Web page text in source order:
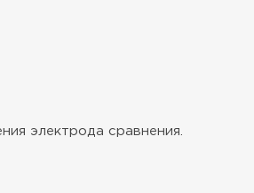
электрода сравнения.